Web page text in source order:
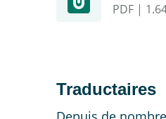
PDF |
Traductaires